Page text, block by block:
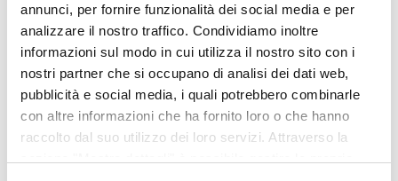
annunci, per fornire funzionalità dei social media e per
analizzare il nostro traffico. Condividiamo inoltre
informazioni sul modo in cui utilizza il nostro sito con i
nostri partner che si occupano di analisi dei dati web,
pubblicità e social media, i quali potrebbero combinarle
con altre informazioni che ha fornito loro o che hanno
raccolto dal suo utilizzo dei loro servizi. Attraverso la
Altezza
29,5 cm
Sezione Base
4,5 x 6 cm
12,6 cm
CODICE: LAV10
Lavabo d'appoggio a
bacinella 55x34 cm bianco
CODICE:SIFTC
Sifone di scarico tondo
universale in ottone